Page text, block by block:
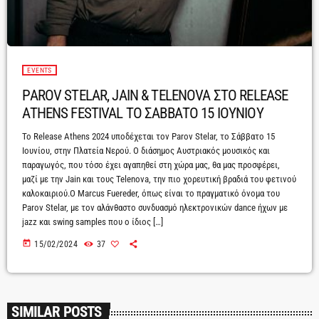
EVENTS
PAROV STELAR, JAIN & TELENOVA ΣΤΟ RELEASE
ATHENS FESTIVAL ΤΟ ΣΑΒΒΑΤΟ 15 ΙΟΥΝΙΟΥ
Το Release Athens 2024 υποδέχεται τον Parov Stelar, το Σάββατο 15
Ιουνίου, στην Πλατεία Νερού. Ο διάσημος Αυστριακός μουσικός και
παραγωγός, που τόσο έχει αγαπηθεί στη χώρα μας, θα μας προσφέρει,
μαζί με την Jain και τους Telenova, την πιο χορευτική βραδιά του φετινού
καλοκαιριού.Ο Marcus Fuereder, όπως είναι το πραγματικό όνομα του
Parov Stelar, με τον αλάνθαστο συνδυασμό ηλεκτρονικών dance ήχων με
jazz και swing samples που ο ίδιος […]
today 15/02/2024 37
SIMILAR POSTS